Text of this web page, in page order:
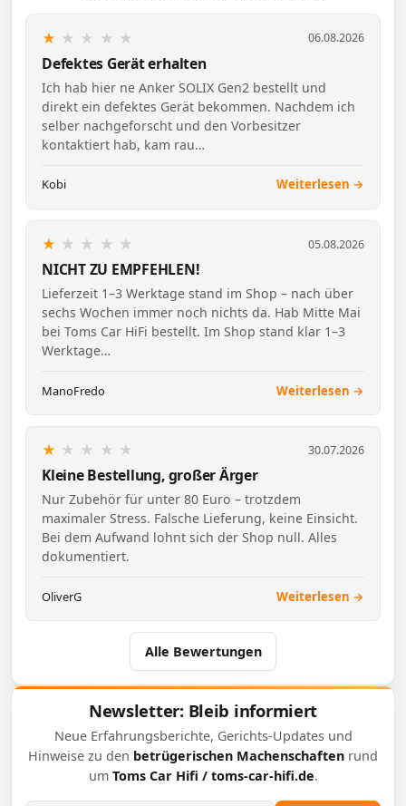
★ ★ ★ ★ ★ 06.08.2026
Defektes Gerät erhalten
Ich hab hier ne Anker SOLIX Gen2 bestellt und
direkt ein defektes Gerät bekommen. Nachdem ich
selber nachgeforscht und den Vorbesitzer
kontaktiert hab, kam rau…
Kobi Weiterlesen →
★ ★ ★ ★ ★ 05.08.2026
NICHT ZU EMPFEHLEN!
Lieferzeit 1–3 Werktage stand im Shop – nach über
sechs Wochen immer noch nichts da. Hab Mitte Mai
bei Toms Car HiFi bestellt. Im Shop stand klar 1–3
Werktage…
ManoFredo Weiterlesen →
★ ★ ★ ★ ★ 30.07.2026
Kleine Bestellung, großer Ärger
Nur Zubehör für unter 80 Euro – trotzdem
maximaler Stress. Falsche Lieferung, keine Einsicht.
Bei dem Aufwand lohnt sich der Shop null. Alles
dokumentiert.
OliverG Weiterlesen →
Alle Bewertungen
Newsletter: Bleib informiert
Neue Erfahrungsberichte, Gerichts-Updates und
Hinweise zu den betrügerischen Machenschaften rund
um Toms Car Hifi / toms-car-hifi.de.